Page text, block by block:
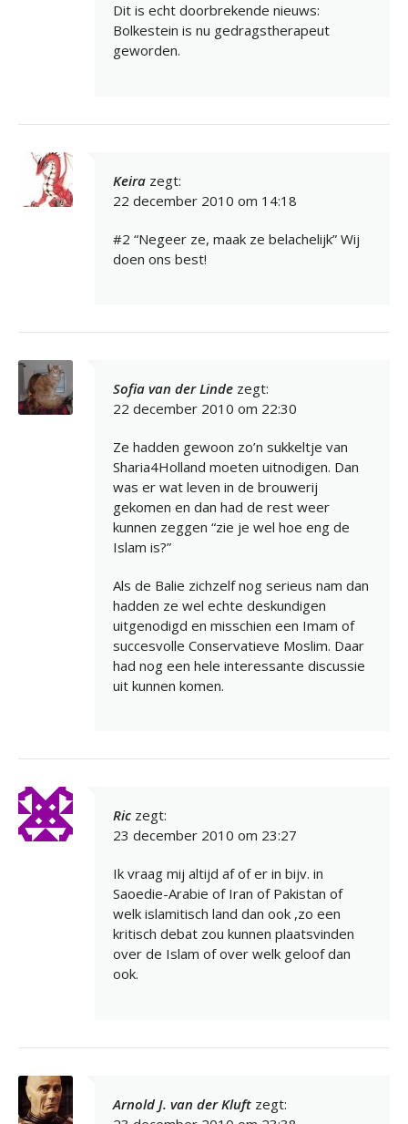
Dit is echt doorbrekende nieuws:
Bolkestein is nu gedragstherapeut
geworden.
Keira zegt:
22 december 2010 om 14:18
#2 “Negeer ze, maak ze belachelijk” Wij
doen ons best!
Sofia van der Linde zegt:
22 december 2010 om 22:30
Ze hadden gewoon zo’n sukkeltje van
Sharia4Holland moeten uitnodigen. Dan
was er wat leven in de brouwerij
gekomen en dan had de rest weer
kunnen zeggen “zie je wel hoe eng de
Islam is?”
Als de Balie zichzelf nog serieus nam dan
hadden ze wel echte deskundigen
uitgenodigd en misschien een Imam of
succesvolle Conservatieve Moslim. Daar
had nog een hele interessante discussie
uit kunnen komen.
Ric zegt:
23 december 2010 om 23:27
Ik vraag mij altijd af of er in bijv. in
Saoedie-Arabie of Iran of Pakistan of
welk islamitisch land dan ook ,zo een
kritisch debat zou kunnen plaatsvinden
over de Islam of over welk geloof dan
ook.
Arnold J. van der Kluft zegt: